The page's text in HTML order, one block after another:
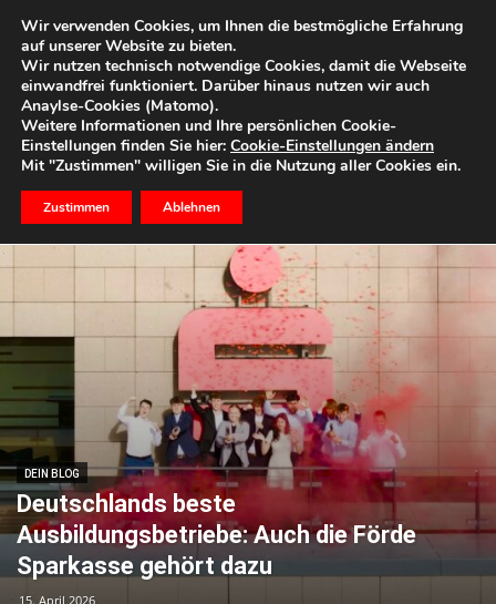
Start Dein Blog Seite 6
DEIN BLOG
News und Infos rund um Deine Themen
DEIN BLOG
Deutschlands beste
Ausbildungsbetriebe: Auch die Förde
Sparkasse gehört dazu
15. April 2026
Wir verwenden Cookies, um Ihnen die bestmögliche Erfahrung
auf unserer Website zu bieten.
Wir nutzen technisch notwendige Cookies, damit die Webseite
einwandfrei funktioniert. Darüber hinaus nutzen wir auch
Anaylse-Cookies (Matomo).
Weitere Informationen und Ihre persönlichen Cookie-
Einstellungen finden Sie hier: Cookie-Einstellungen ändern
Mit "Zustimmen" willigen Sie in die Nutzung aller Cookies ein.
Zustimmen Ablehnen